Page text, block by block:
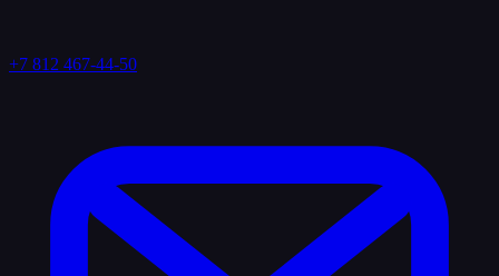
+7 812 467-44-50